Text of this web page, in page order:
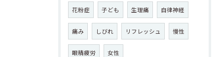
花粉症 子ども 生理痛 自律神経
痛み しびれ リフレッシュ 慢性
眼精疲労 女性